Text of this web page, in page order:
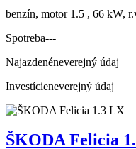
benzín, motor 1.5 , 66 kW,
Spotreba---
Najazdenéneverejný údaj
Investícieneverejný údaj
ŠKODA Felicia